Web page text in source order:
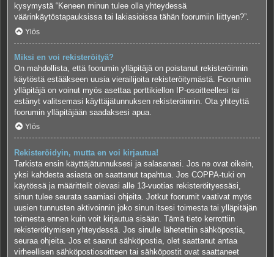
kysymystä “Keneen minun tulee olla yhteydessä
väärinkäytöstapauksissa tai lakiasioissa tähän foorumiin liittyen?”.
Ylös
Miksi en voi rekisteröityä?
On mahdollista, että foorumin ylläpitäjä on poistanut rekisteröinnin
käytöstä estääkseen uusia vierailijoita rekisteröitymästä. Foorumin
ylläpitäjä on voinut myös asettaa porttikiellon IP-osoitteellesi tai
estänyt valitsemasi käyttäjätunnuksen rekisteröinnin. Ota yhteyttä
foorumin ylläpitäjään saadaksesi apua.
Ylös
Rekisteröidyin, mutta en voi kirjautua!
Tarkista ensin käyttäjätunnuksesi ja salasanasi. Jos ne ovat oikein,
yksi kahdesta asiasta on saattanut tapahtua. Jos COPPA-tuki on
käytössä ja määrittelit olevasi alle 13-vuotias rekisteröityessäsi,
sinun tulee seurata saamiasi ohjeita. Jotkut foorumit vaativat myös
uusien tunnusten aktivoinnin joko sinun itsesi toimesta tai ylläpitäjän
toimesta ennen kuin voit kirjautua sisään. Tämä tieto kerrottiin
rekisteröitymisen yhteydessä. Jos sinulle lähetettiin sähköpostia,
seuraa ohjeita. Jos et saanut sähköpostia, olet saattanut antaa
virheellisen sähköpostiosoitteen tai sähköpostit ovat saattaneet